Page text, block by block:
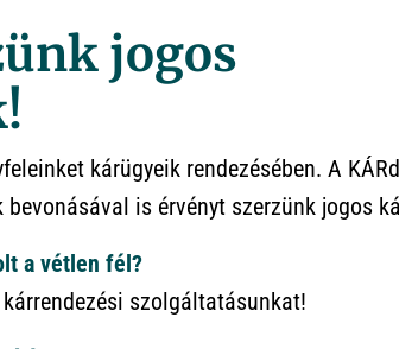
jogos
kárügyeik rendezésében. A
is érvényt szerzünk jogos
a vétlen fél?
szolgáltatásunkat!